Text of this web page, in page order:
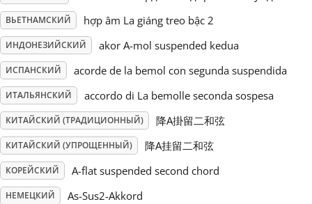
Русский
Svenska
Tiếng Việt
Türkçe
Українська
ВЬЕТНАМСКИЙ hợp âm La giáng treo bậc 2
ИНДОНЕЗИЙСКИЙ akor A-mol suspended kedua
ИСПАНСКИЙ acorde de la bemol con segunda suspendida
ИТАЛЬЯНСКИЙ accordo di La bemolle seconda sospesa
КИТАЙСКИЙ (ТРАДИЦИОННЫЙ) 降A掛留二和弦
КИТАЙСКИЙ (УПРОЩЕННЫЙ) 降A挂留二和弦
КОРЕЙСКИЙ A-flat suspended second chord
НЕМЕЦКИЙ As-Sus2-Akkord